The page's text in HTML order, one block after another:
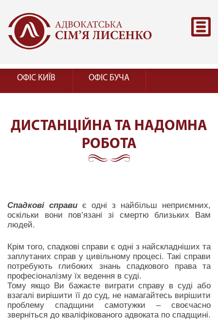
ОФІС КИЇВ ОФІС БУЧА
ДИСТАНЦІЙНА ТА НАДОМНА
РОБОТА
Спадкові справи є одні з найбільш неприємних,
оскільки вони пов’язані зі смертю близьких Вам
людей.
Крім того, спадкові справи є одні з найскладніших та
заплутаних справ у цивільному процесі. Такі справи
потребують глибоких знань спадкового права та
професіоналізму їх ведення в суді.
Тому якщо Ви бажаєте виграти справу в суді або
взагалі вирішити її до суд, не намагайтесь вирішити
проблему спадщини самотужки – своєчасно
зверніться до кваліфікованого адвоката по спадщині.